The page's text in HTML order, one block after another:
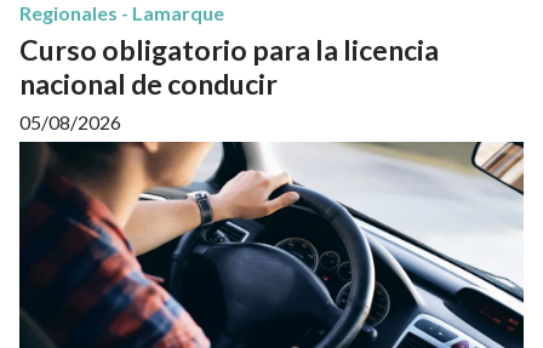
Curso obligatorio para la licencia
nacional de conducir
Regionales - Lamarque
05/08/2026